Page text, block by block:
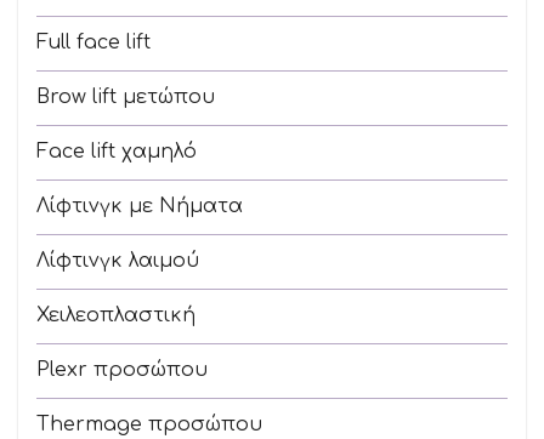
Full face lift
Brow lift μετώπου
Face lift χαμηλό
Λίφτινγκ με Νήματα
Λίφτινγκ λαιμού
Χειλεοπλαστική
Plexr προσώπου
Thermage προσώπου